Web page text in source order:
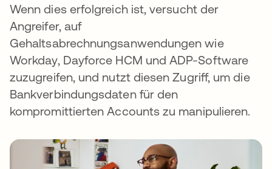
Wenn dies erfolgreich ist, versucht der
Angreifer, auf
Gehaltsabrechnungsanwendungen wie
Workday, Dayforce HCM und ADP-Software
zuzugreifen, und nutzt diesen Zugriff, um die
Bankverbindungsdaten für den
kompromittierten Accounts zu manipulieren.